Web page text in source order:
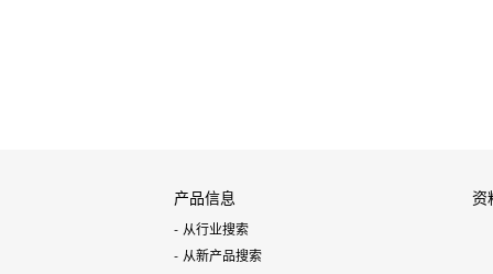
产品信息
从行业搜索
从新产品搜索
资